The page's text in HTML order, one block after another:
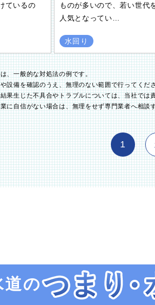
ているの
ものが多いので、若い世代
人気となってい…
水回り
、一般的な対処法の例です。
設備を確認のうえ、無理のない範囲で行ってくだ
果生じた不具合やトラブルについては、当社では
に自信がない場合は、無理をせず専門業者へ相談
1
道の